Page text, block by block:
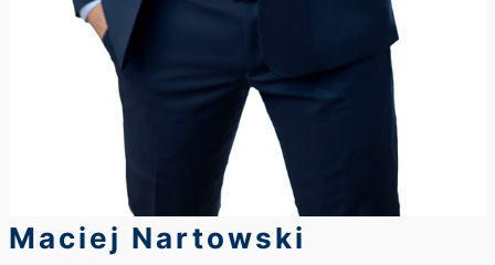
Maciej Nartowski